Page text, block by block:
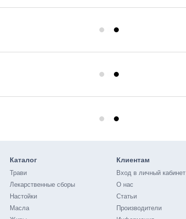
Каталог
Трави
Лекарственные сборы
Настойки
Масла
Клиентам
Вход в личный кабинет
О нас
Статьи
Производители